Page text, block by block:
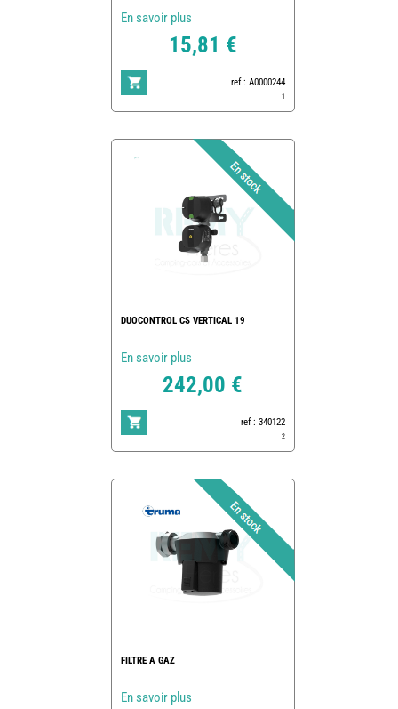
En savoir plus
15,81 €
ref : A0000244
1
DUOCONTROL CS VERTICAL 19
En savoir plus
242,00 €
ref : 340122
2
FILTRE A GAZ
En savoir plus